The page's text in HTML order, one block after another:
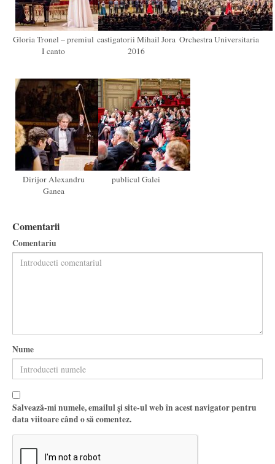
Gloria Tronel – premiul
I canto
castigatorii Mihail Jora
2016
Orchestra Universitaria
Dirijor Alexandru
Ganea
publicul Galei
Comentarii
Comentariu
Nume
Salvează-mi numele, emailul și site-ul web în acest navigator pentru
data viitoare când o să comentez.